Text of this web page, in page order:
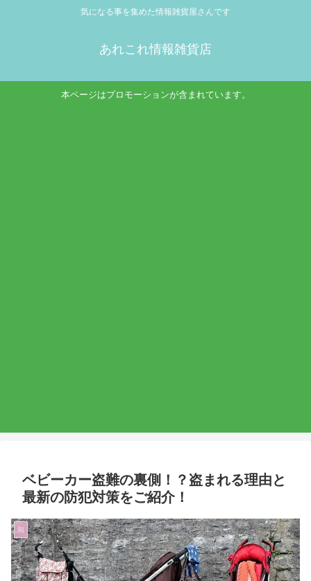
気になる事を集めた情報雑貨屋さんです
あれこれ情報雑貨店
本ページはプロモーションが含まれています。
ベビーカー盗難の裏側！？盗まれる理由と
最新の防犯対策をご紹介！
知